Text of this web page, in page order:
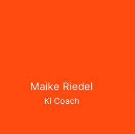
Maike Riedel
KI Coach